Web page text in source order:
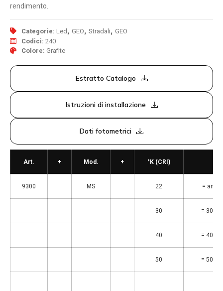
rendimento.
Categorie: Led , GEO, Stradali, GEO
Codici: 240
Colore: Grafite
Estratto Catalogo
Istruzioni di installazione
Dati fotometrici
Art. + Mod. + °K (CRI)
9300 MS 22 =
30 =
40 =
50 =